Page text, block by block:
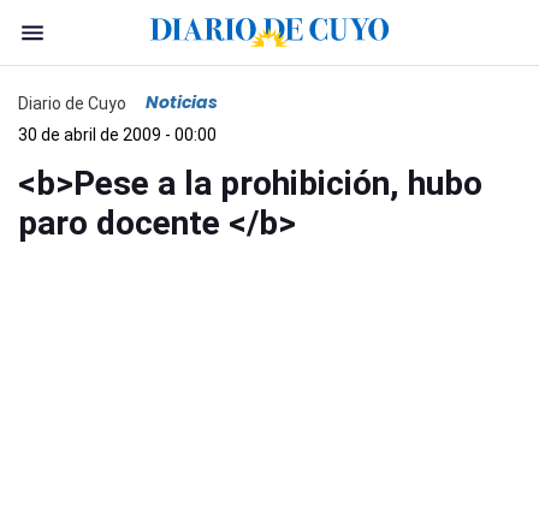
Diario de Cuyo Noticias
30 de abril de 2009 - 00:00
<b>Pese a la prohibición, hubo
paro docente </b>